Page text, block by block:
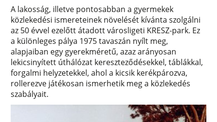
A lakosság, illetve pontosabban a gyermekek
közlekedési ismereteinek növelését kívánta szolgálni
az 50 évvel ezelőtt átadott városligeti KRESZ-park. Ez
a különleges pálya 1975 tavaszán nyílt meg,
alapjaiban egy gyerekméretű, azaz arányosan
lekicsinyített úthálózat kereszteződésekkel, táblákkal,
forgalmi helyzetekkel, ahol a kicsik kerékpározva,
rollerezve játékosan ismerhetik meg a közlekedés
szabályait.